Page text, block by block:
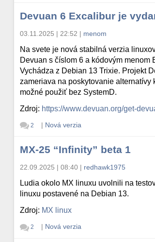
Devuan 6 Excalibur je
03.11.2025 | 22:52 | menom
Na svete je nová stabilná verzia
Devuan s číslom 6 a kódovým menom
Vychádza z Debian 13 Trixie. Projekt
zameriava na poskytovanie alternatívy
možné použiť bez SystemD.
Zdroj: https://www.devuan.org/get-
2 | Nová verzia
MX-25 “Infinity” beta 1
22.09.2025 | 08:40 | redhawk1975
Ludia okolo MX linuxu uvolnili na
linuxu postavené na Debian 13.
Zdroj: MX linux
2 | Nová verzia